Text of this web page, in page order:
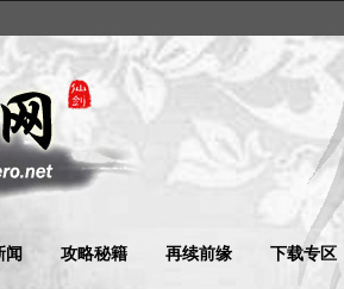
闻 攻略秘籍 再续前缘 下载专区